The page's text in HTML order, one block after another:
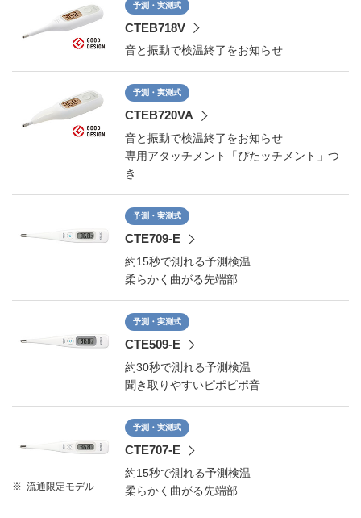
予測・実測式
CTEB718V
音と振動で検温終了をお知らせ
予測・実測式
CTEB720VA
音と振動で検温終了をお知らせ
専用アタッチメント「ぴたッチメント」つ
き
予測・実測式
CTE709-E
約15秒で測れる予測検温
柔らかく曲がる先端部
予測・実測式
CTE509-E
約30秒で測れる予測検温
聞き取りやすいピポピポ音
※ 流通限定モデル
予測・実測式
CTE707-E
約15秒で測れる予測検温
柔らかく曲がる先端部